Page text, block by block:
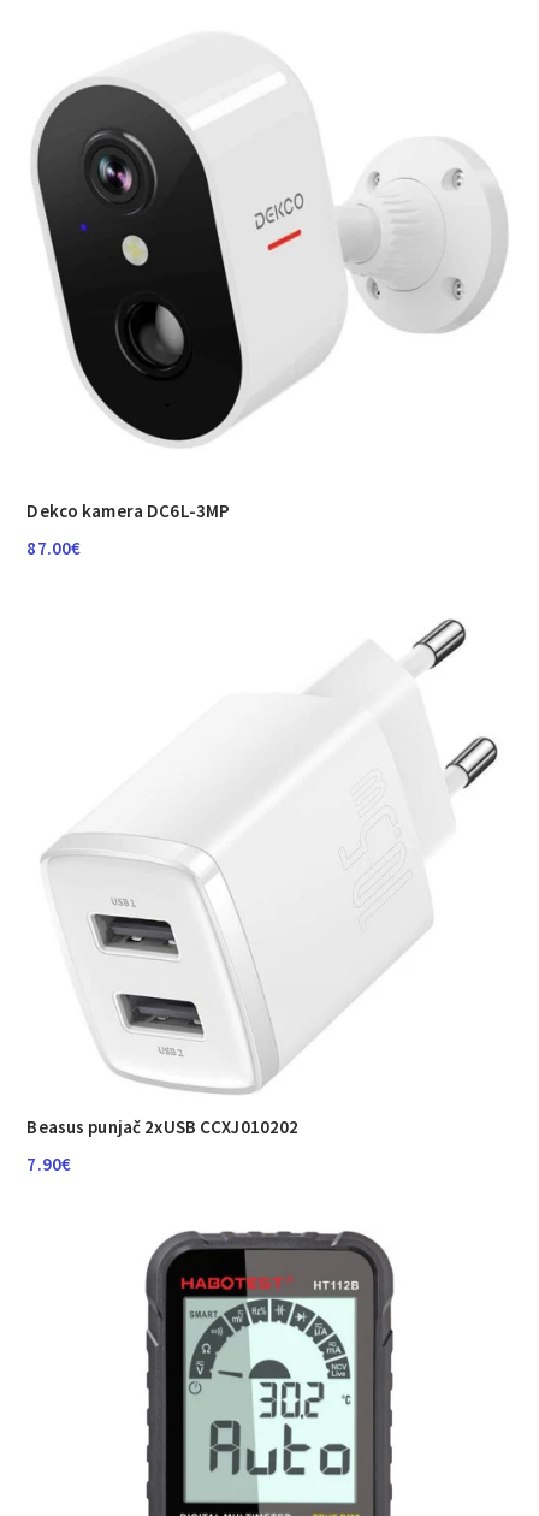
Dekco kamera DC6L-3MP
87.00€
Beasus punjač 2xUSB CCXJ010202
7.90€